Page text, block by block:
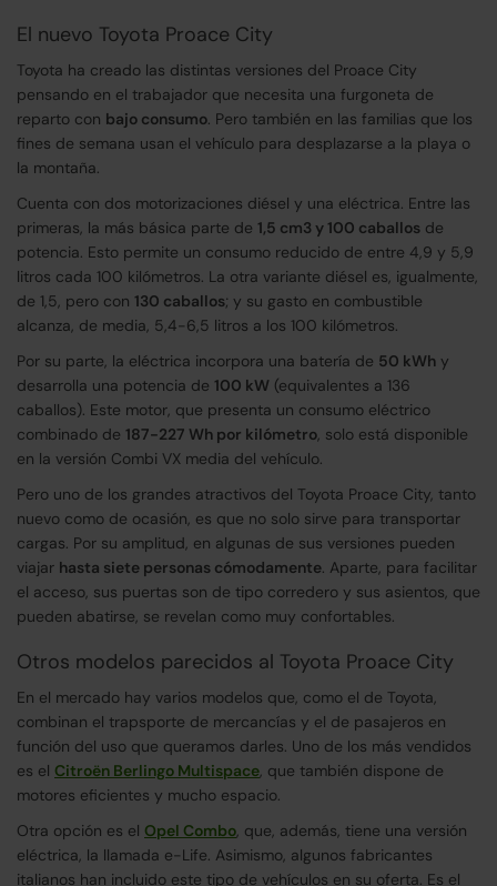
El nuevo Toyota Proace City
Toyota ha creado las distintas versiones del Proace City
pensando en el trabajador que necesita una furgoneta de
reparto con bajo consumo. Pero también en las familias que los
fines de semana usan el vehículo para desplazarse a la playa o
la montaña.
Cuenta con dos motorizaciones diésel y una eléctrica. Entre las
primeras, la más básica parte de 1,5 cm3 y 100 caballos de
potencia. Esto permite un consumo reducido de entre 4,9 y 5,9
litros cada 100 kilómetros. La otra variante diésel es, igualmente,
de 1,5, pero con 130 caballos; y su gasto en combustible
alcanza, de media, 5,4-6,5 litros a los 100 kilómetros.
Por su parte, la eléctrica incorpora una batería de 50 kWh y
desarrolla una potencia de 100 kW (equivalentes a 136
caballos). Este motor, que presenta un consumo eléctrico
combinado de 187-227 Wh por kilómetro, solo está disponible
en la versión Combi VX media del vehículo.
Pero uno de los grandes atractivos del Toyota Proace City, tanto
nuevo como de ocasión, es que no solo sirve para transportar
cargas. Por su amplitud, en algunas de sus versiones pueden
viajar hasta siete personas cómodamente. Aparte, para facilitar
el acceso, sus puertas son de tipo corredero y sus asientos, que
pueden abatirse, se revelan como muy confortables.
Otros modelos parecidos al Toyota Proace City
En el mercado hay varios modelos que, como el de Toyota,
combinan el trapsporte de mercancías y el de pasajeros en
función del uso que queramos darles. Uno de los más vendidos
es el Citroën Berlingo Multispace, que también dispone de
motores eficientes y mucho espacio.
Otra opción es el Opel Combo, que, además, tiene una versión
eléctrica, la llamada e-Life. Asimismo, algunos fabricantes
italianos han incluido este tipo de vehículos en su oferta. Es el